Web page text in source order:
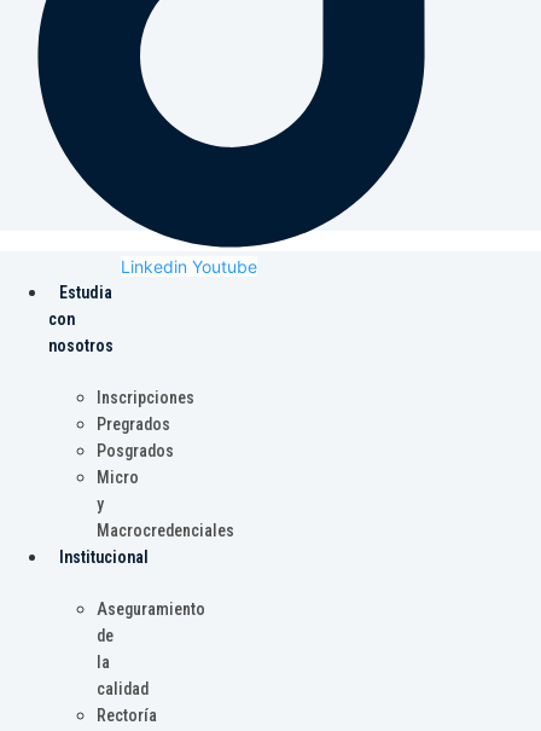
Linkedin Youtube
Estudia
con
nosotros
Inscripciones
Pregrados
Posgrados
Micro
y
Macrocredenciales
Institucional
Aseguramiento
de
la
calidad
Rectoría